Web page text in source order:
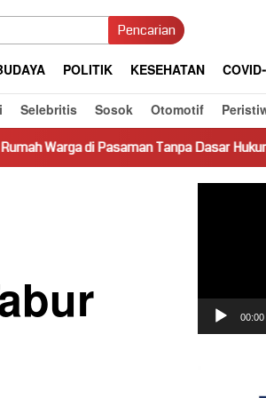
Pencarian
POLITIK KESEHATAN
Selebritis Sosok Otomotif
Tanpa Dasar Hukum Picu Keresahan
00:00